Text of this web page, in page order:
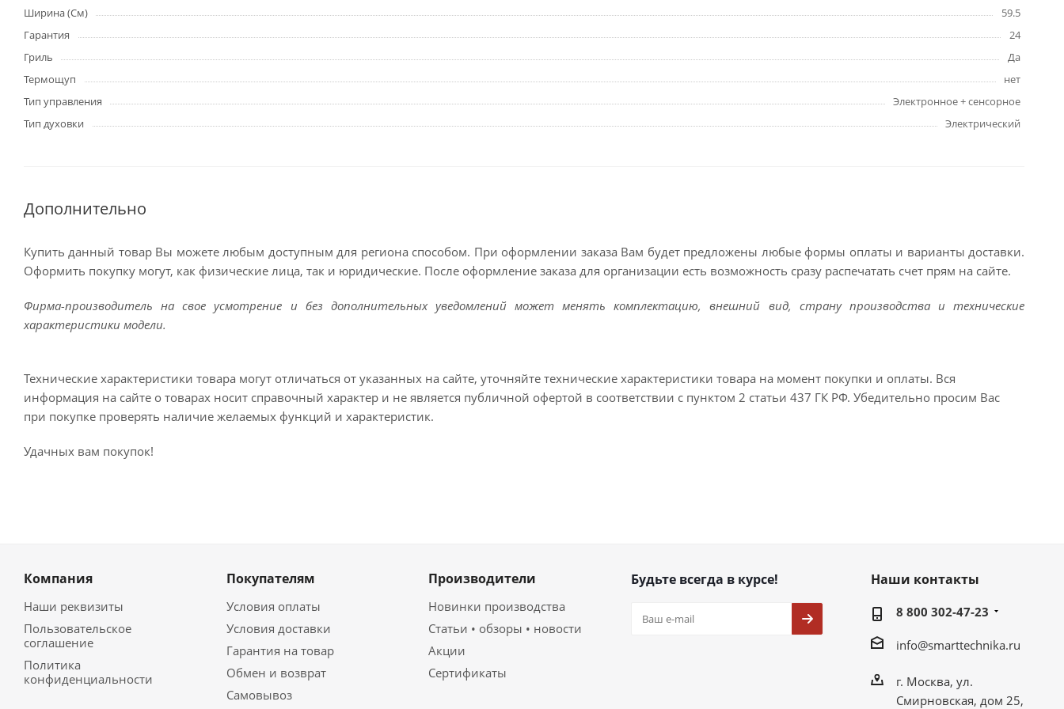
Ширина (См)
59.5
Гарантия
24
Гриль
Да
Термощуп
нет
Тип управления
Электронное + сенсорное
Тип духовки
Электрический
Дополнительно
Купить данный товар Вы можете любым доступным для региона способом. При оформлении заказа Вам будет предложены любые формы оплаты и варианты доставки.
Оформить покупку могут, как физические лица, так и юридические. После оформление заказа для организации есть возможность сразу распечатать счет прям на сайте.
Фирма-производитель на свое усмотрение и без дополнительных уведомлений может менять комплектацию, внешний вид, страну производства и технические
характеристики модели.
Технические характеристики товара могут отличаться от указанных на сайте, уточняйте технические характеристики товара на момент покупки и оплаты. Вся
информация на сайте о товарах носит справочный характер и не является публичной офертой в соответствии с пунктом 2 статьи 437 ГК РФ. Убедительно просим Вас
при покупке проверять наличие желаемых функций и характеристик.
Удачных вам покупок!
Компания
Наши реквизиты
Пользовательское
соглашение
Политика
конфиденциальности
Покупателям
Условия оплаты
Условия доставки
Гарантия на товар
Обмен и возврат
Самовывоз
Производители
Новинки производства
Статьи • обзоры • новости
Акции
Сертификаты
Будьте всегда в курсе! Наши контакты
8 800 302-47-23
info@smarttechnika.ru
г. Москва, ул.
Смирновская, дом 25,